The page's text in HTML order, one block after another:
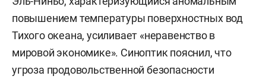
повышением температуры поверхностных вод
Тихого океана, усиливает «неравенство в
мировой экономике». Синоптик пояснил, что
угроза продовольственной безопасности